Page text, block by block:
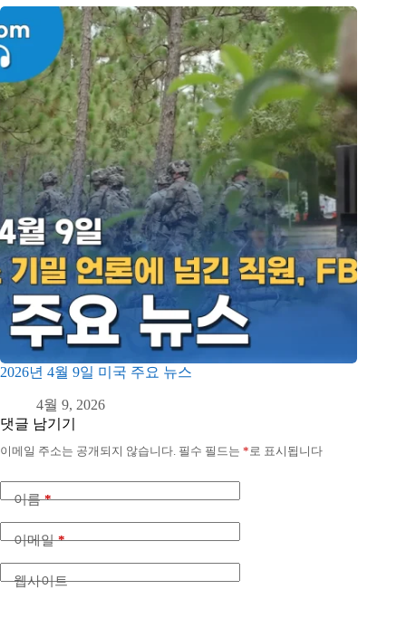
2026년 4월 9일 미국 주요 뉴스
4월 9, 2026
댓글 남기기
이메일 주소는 공개되지 않습니다. 필수 필드는 *로 표시됩니다
이름*
이메일*
웹사이트